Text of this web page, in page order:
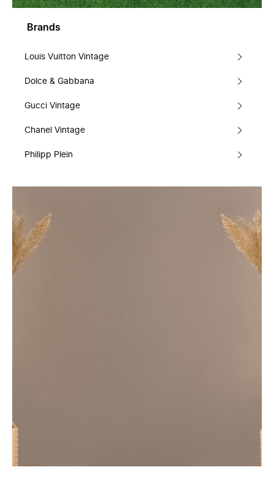
Brands
Louis Vuitton Vintage
Dolce & Gabbana
Gucci Vintage
Chanel Vintage
Philipp Plein